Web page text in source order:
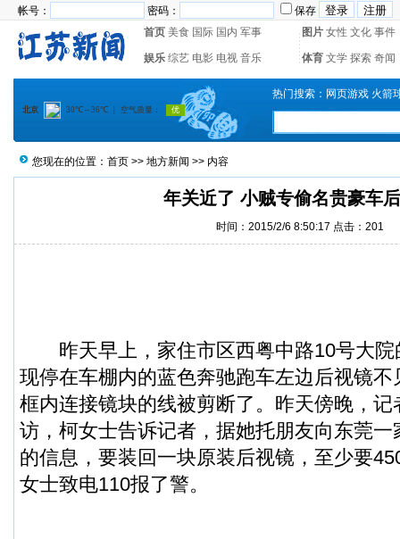
帐号： 密码：
保存
首页 美食 国际 国内 军事 图片 女性 文化 事件
娱乐 综艺 电影 电视 音乐 体育 文学 探索 奇闻
热门搜索： 网页游戏 火箭
您现在的位置： 首页 >> 地方新闻 >> 内容
年关近了 小贼专偷名贵豪车
时间：2015/2/6 8:50:17 点击： 201
昨天早上，家住市区西粤中路10号大院
现停在车棚内的蓝色奔驰跑车左边 后视镜不
框内连接镜块的线被剪断了。昨天傍晚，
访，柯女士告诉记者，据她托朋友向东莞
的信息，要装回一块原装后视镜，至少要
女士致电110报了警。